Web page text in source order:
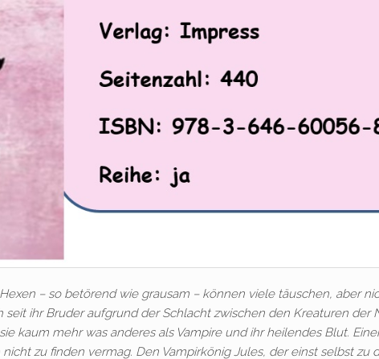
– so betörend wie grausam – können viele täuschen, aber
seit ihr Bruder aufgrund der Schlacht zwischen den Kreaturen der
kaum mehr was anderes als Vampire und ihr heilendes Blut.
zu finden vermag. Den Vampirkönig Jules, der einst selbst zu